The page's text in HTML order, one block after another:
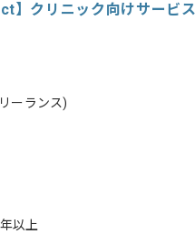
クリニック向けサービ
ーランス)
以上